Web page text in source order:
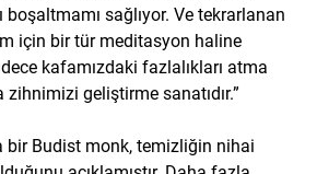
boşaltmamı sağlıyor. Ve tekrarlanan
için bir tür meditasyon haline
kafamızdaki fazlalıkları atma
geliştirme sanatıdır.”
bir Budist monk, temizliğin nihai